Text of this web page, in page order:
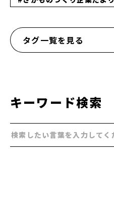
タグ一覧を見る
キーワード検索